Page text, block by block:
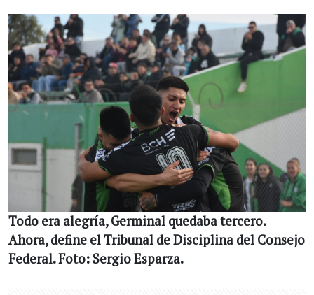
Todo era alegría, Germinal quedaba tercero.
Ahora, define el Tribunal de Disciplina del Consejo
Federal. Foto: Sergio Esparza.